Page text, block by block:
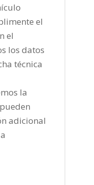
el
el
los datos
técnica
la
adicional